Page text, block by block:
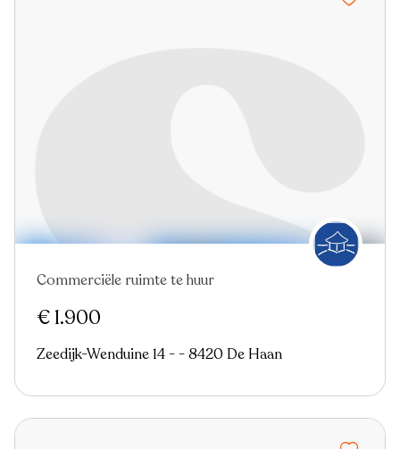
Commerciële ruimte te huur
€ 1.900
Zeedijk-Wenduine 14 - - 8420 De Haan